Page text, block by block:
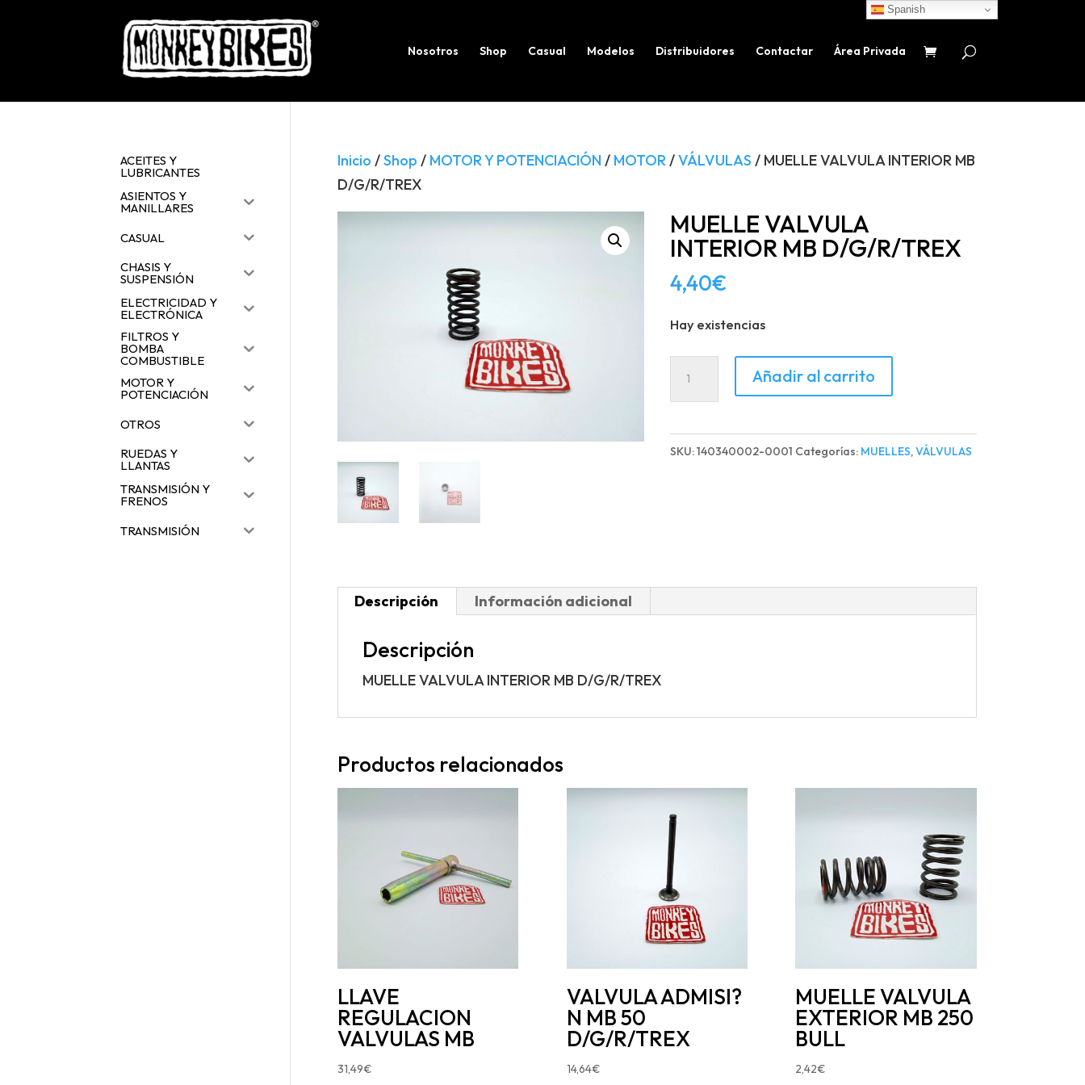
Nosotros Shop Casual Modelos Distribuidores Contactar Área Privada
productos
Inicio /Shop / MOTOR Y POTENCIACIÓN / MOTOR/VÁLVULAS / MUELLE VALVULA INTERIOR MB
D/G/R/TREX
MUELLE VALVULA
INTERIOR MB D/G/R/TREX
4,40€
Hay existencias
MB
Añadir al carrito
SKU:140340002-0001 Categorías: MUELLES,VÁLVULAS
Descripción Información adicional
Descripción
MUELLE VALVULA INTERIOR MB D/G/R/TREX
Productos relacionados
LLAVE
REGULACION
VALVULAS MB
31,49€
VALVULA ADMISI?
N MB 50
D/G/R/TREX
14,64€
MUELLE VALVULA
EXTERIOR MB 250
BULL
2,42€
ACEITES Y
LUBRICANTES
ASIENTOS Y
MANILLARES
CASUAL
CHASIS Y
SUSPENSIÓN
ELECTRICIDAD Y
ELECTRÓNICA
FILTROS Y
BOMBA
COMBUSTIBLE
MOTOR Y
POTENCIACIÓN
OTROS
RUEDAS Y
LLANTAS
TRANSMISIÓN Y
FRENOS
TRANSMISIÓN
Spanish